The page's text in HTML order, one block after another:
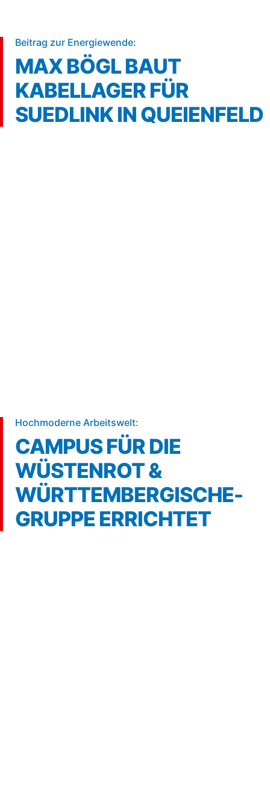
Beitrag zur Energiewende:
MAX BÖGL BAUT
KABELLAGER FÜR
SUEDLINK IN QUEIENFELD
Hochmoderne Arbeitswelt:
CAMPUS FÜR DIE
WÜSTENROT &
WÜRTTEMBERGISCHE-
GRUPPE ERRICHTET